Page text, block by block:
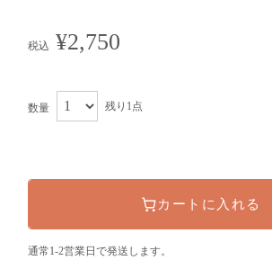
税込 ¥2,750
数量 残り1点
カートに入れる
通常1-2営業日で発送します。